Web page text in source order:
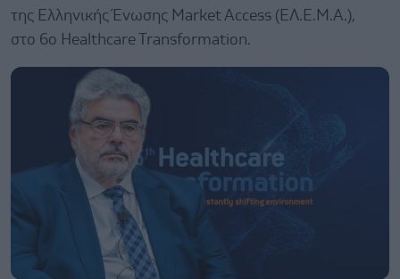
της Ελληνικής Ένωσης Market Access (ΕΛ.Ε.Μ.Α.),
στο 6ο Healthcare Transformation.